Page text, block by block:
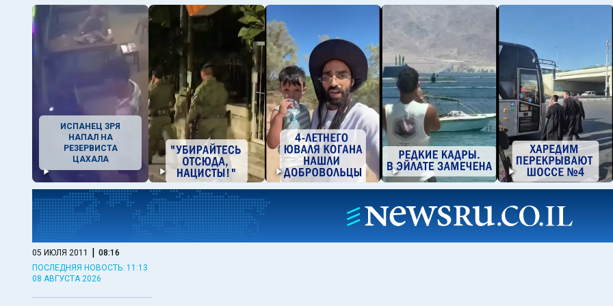
ИСПАНЕЦ ЗРЯ
НАПАЛ НА
РЕЗЕРВИСТА
ЦАХАЛА
05 ИЮЛЯ 2011 | 08:16
ПОСЛЕДНЯЯ НОВОСТЬ: 11:13
08 АВГУСТА 2026